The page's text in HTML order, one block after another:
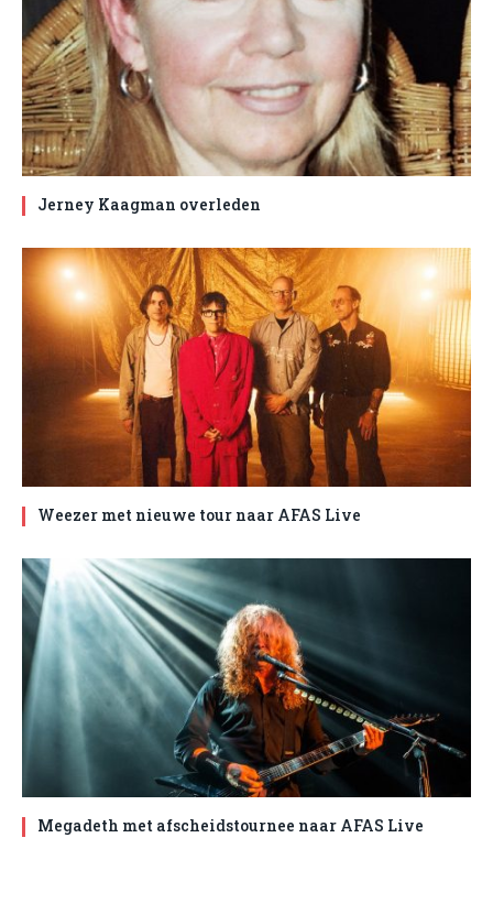
Jerney Kaagman overleden
Weezer met nieuwe tour naar AFAS Live
Megadeth met afscheidstournee naar AFAS Live